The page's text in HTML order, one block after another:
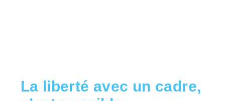
La liberté avec un cadre,